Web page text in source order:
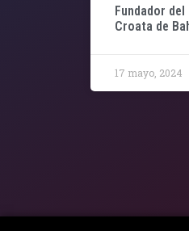
Fundador
Croata de
17 mayo, 2024